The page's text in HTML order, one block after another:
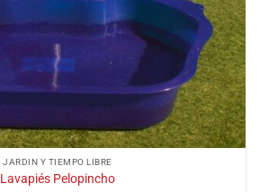
JARDIN Y TIEMPO LIBRE
Lavapiés Pelopincho